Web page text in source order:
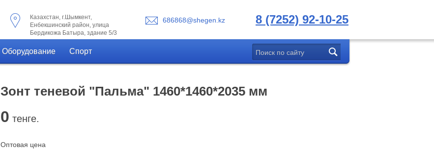
Казахстан, г.Шымкент,
Енбекшинский район, улица
Бердикожа Батыра, здание 5/3
686868@shegen.kz 8 (7252) 92-10-25
Оборудование Спорт
Зонт теневой "Пальма" 1460*1460*2035 мм
0 тенге.
Оптовая цена